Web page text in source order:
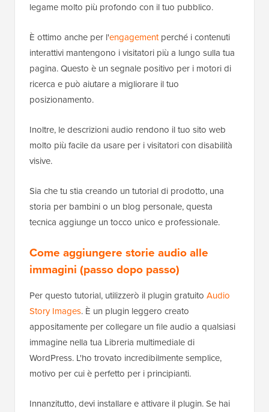
legame molto più profondo con il tuo pubblico.
È ottimo anche per l'engagementperché i contenuti
interattivi mantengono i visitatori più a lungo sulla tua
pagina. Questo è un segnale positivo per i motori di
ricerca e può aiutare a migliorare il tuo
posizionamento.
Inoltre, le descrizioni audio rendono il tuo sito web
molto più facile da usare per i visitatori con disabilità
visive.
Sia che tu stia creando un tutorial di prodotto, una
storia per bambini o un blog personale, questa
tecnica aggiunge un tocco unico e professionale.
Come aggiungere storie audio alle
immagini (passo dopo passo)
Per questo tutorial, utilizzerò il plugin gratuito Audio
Story Images. È un plugin leggero creato
appositamente per collegare un file audio a qualsiasi
immagine nella tua Libreria multimediale di
WordPress. L'ho trovato incredibilmente semplice,
motivo per cui è perfetto per i principianti.
Innanzitutto, devi installare e attivare il plugin. Se hai